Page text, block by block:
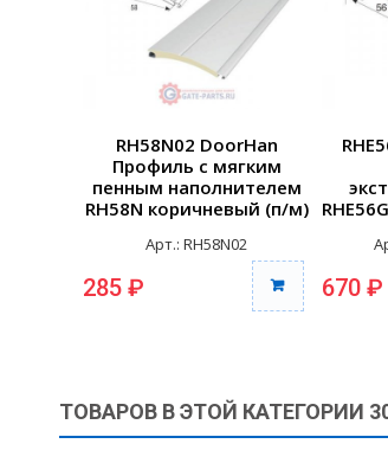
RH58N02 DoorHan
Профиль с мягким
пенным наполнителем
RH58N коричневый (п/м)
Арт.: RH58N02
285 ₽ 670 ₽
ТОВАРОВ В ЭТОЙ КАТЕГОРИИ